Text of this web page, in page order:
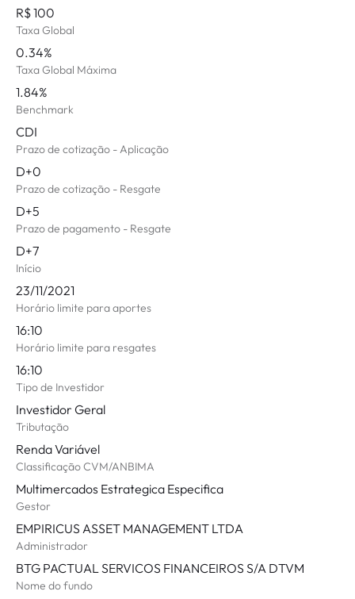
R$ 100
Taxa Global
0.34%
Taxa Global Máxima
1.84%
Benchmark
CDI
Prazo de cotização - Aplicação
D+0
Prazo de cotização - Resgate
D+5
Prazo de pagamento - Resgate
D+7
Início
23/11/2021
Horário limite para aportes
16:10
Horário limite para resgates
16:10
Tipo de Investidor
Investidor Geral
Tributação
Renda Variável
Classificação CVM/ANBIMA
Multimercados Estrategica Especifica
Gestor
EMPIRICUS ASSET MANAGEMENT LTDA
Administrador
BTG PACTUAL SERVICOS FINANCEIROS S/A DTVM
Nome do fundo